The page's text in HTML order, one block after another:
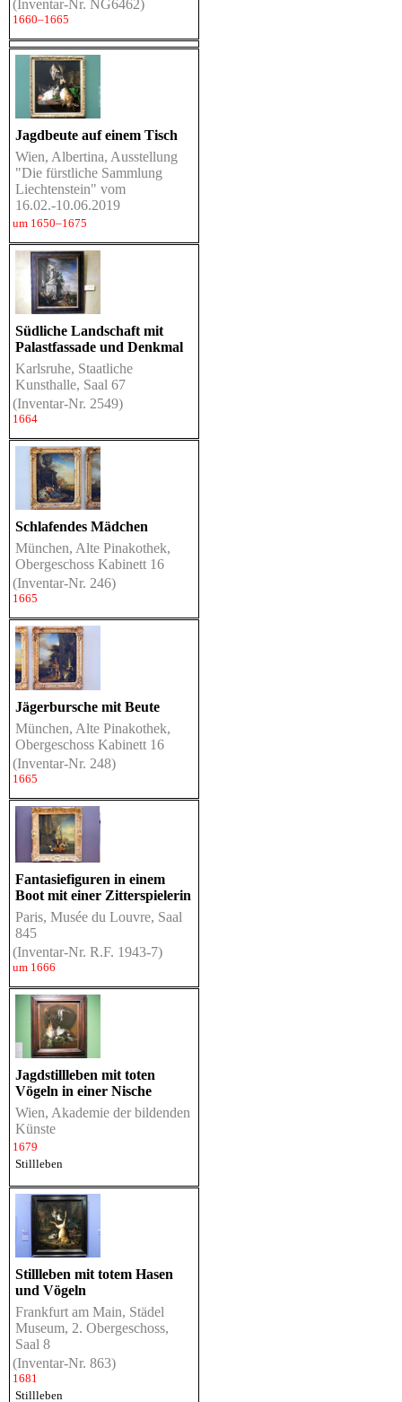
(Inventar-Nr. NG6462)
1660–1665
Jagdbeute auf einem Tisch
Wien, Albertina, Ausstellung
"Die fürstliche Sammlung
Liechtenstein" vom
16.02.-10.06.2019
um 1650–1675
Südliche Landschaft mit
Palastfassade und Denkmal
Karlsruhe, Staatliche
Kunsthalle, Saal 67
(Inventar-Nr. 2549)
1664
Schlafendes Mädchen
München, Alte Pinakothek,
Obergeschoss Kabinett 16
(Inventar-Nr. 246)
1665
Jägerbursche mit Beute
München, Alte Pinakothek,
Obergeschoss Kabinett 16
(Inventar-Nr. 248)
1665
Fantasiefiguren in einem
Boot mit einer Zitterspielerin
Paris, Musée du Louvre, Saal
845
(Inventar-Nr. R.F. 1943-7)
um 1666
Jagdstillleben mit toten
Vögeln in einer Nische
Wien, Akademie der bildenden
Künste
1679
Stillleben
Stillleben mit totem Hasen
und Vögeln
Frankfurt am Main, Städel
Museum, 2. Obergeschoss,
Saal 8
(Inventar-Nr. 863)
1681
Stillleben